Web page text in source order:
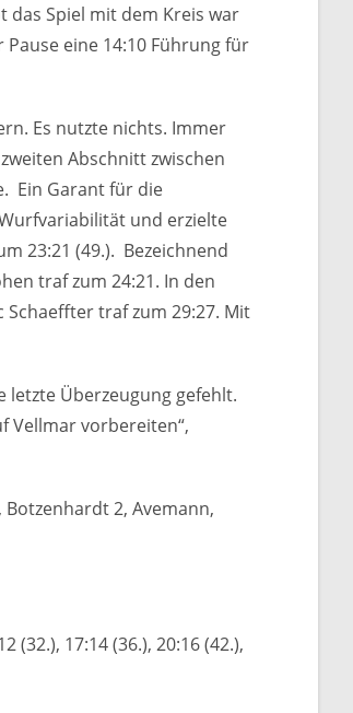
das Spiel mit dem Kreis war
eine 14:10 Führung für
Es nutzte nichts. Immer
Abschnitt zwischen
Ein Garant für die
und erzielte
23:21 (49.). Bezeichnend
traf zum 24:21. In den
traf zum 29:27. Mit
letzte Überzeugung gefehlt.
Vellmar vorbereiten“,
2, Avemann,
(32.), 17:14 (36.), 20:16 (42.),